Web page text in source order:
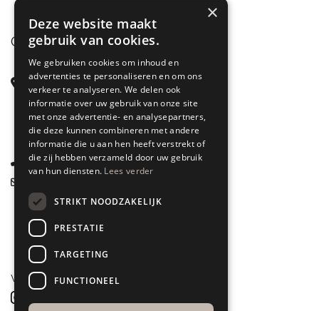
CONTACT
Steenstraat 71
6828 CD Arnhem
Gelderland
085 877 0704
VOLG ONS
×
Deze website maakt
gebruik van cookies.
We gebruiken cookies om inhoud en
advertenties te personaliseren en om ons
verkeer te analyseren. We delen ook
informatie over uw gebruik van onze site
met onze advertentie- en analysepartners,
die deze kunnen combineren met andere
informatie die u aan hen heeft verstrekt of
die zij hebben verzameld door uw gebruik
van hun diensten. Lees verder
STRIKT NOODZAKELIJK
PRESTATIE
TARGETING
FUNCTIONEEL